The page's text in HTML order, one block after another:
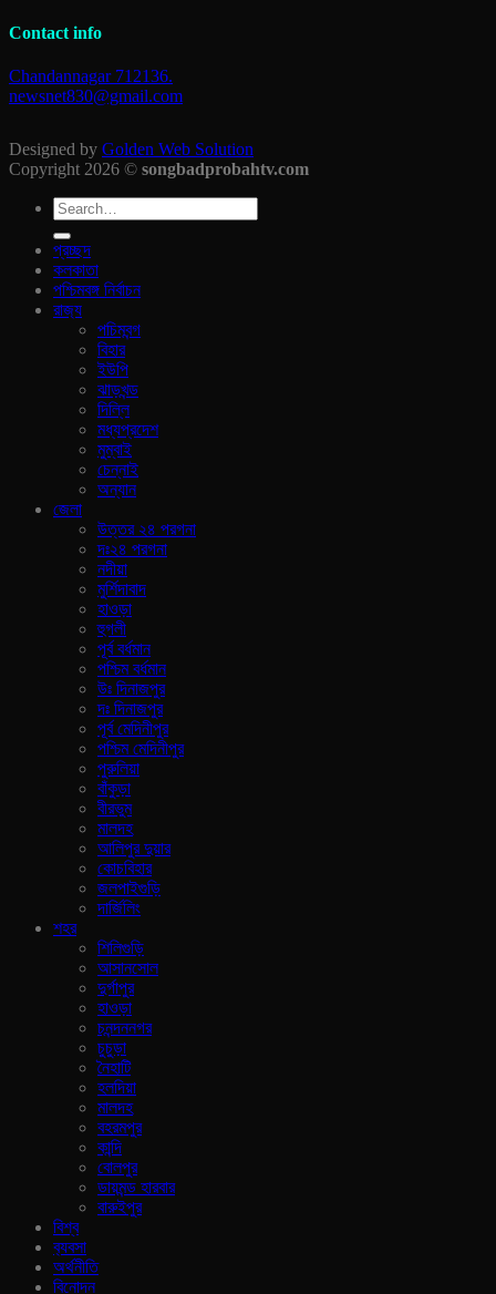
Contact info
Chandannagar 712136.
newsnet830@gmail.com
Designed by Golden Web Solution
Copyright 2026 © songbadprobahtv.com
প্রচ্ছদ
কলকাতা
পশ্চিমবঙ্গ নির্বাচন
রাজ‍্য
পচিমবন্গ
বিহার
ইউপি
ঝাড়খন্ড
দিল্লি
মধ্যপ্রদেশ
মুম্বাই
চেন্নাই
অন্যান
জেলা
উত্তর ২৪ পরগনা
দঃ২৪ পরগনা
নদীয়া
মুর্শিদাবাদ
হাওড়া
হুগলী
পূর্ব বর্ধমান
পশ্চিম বর্ধমান
উঃ দিনাজপুর
দঃ দিনাজপুর
পূর্ব মেদিনীপুর
পশ্চিম মেদিনীপুর
পুরুলিয়া
বাঁকুড়া
বীরভুম
মালদহ
আলিপুর দুয়ার
কোচবিহার
জলপাইগুড়ি
দার্জিলিং
শহর
শিলিগুড়ি
আসানসোল
দুর্গাপুর
হাওড়া
চনন্দননগর
চুচুড়া
নৈহাটি
হলদিয়া
মালদহ
বহরমপুর
কান্দি
বোলপুর
ডায়মন্ড হারবার
বারুইপুর
বিশ্ব
ব‍্যবসা
অর্থনীতি
বিনোদন